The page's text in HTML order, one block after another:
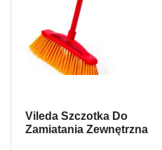
Vileda Szczotka Do
Zamiatania Zewnętrzna